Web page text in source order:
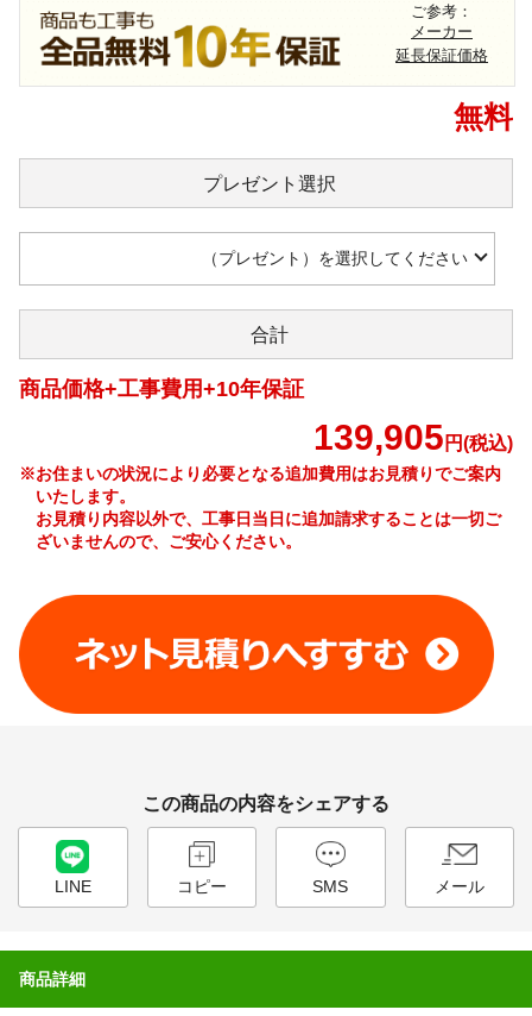
ご参考：
メーカー
延長保証価格
無料
プレゼント 選択
（プレゼント）を選択してください
合計
商品価格+工事費用+10年保証
139,905 円(税込)
※お住まいの状況により必要となる追加費用はお見積りでご案内
いたします。
お見積り内容以外で、工事日当日に追加請求することは一切ご
ざいませんので、ご安心ください。
この商品の内容をシェアする
LINE コピー SMS メール
商品詳細